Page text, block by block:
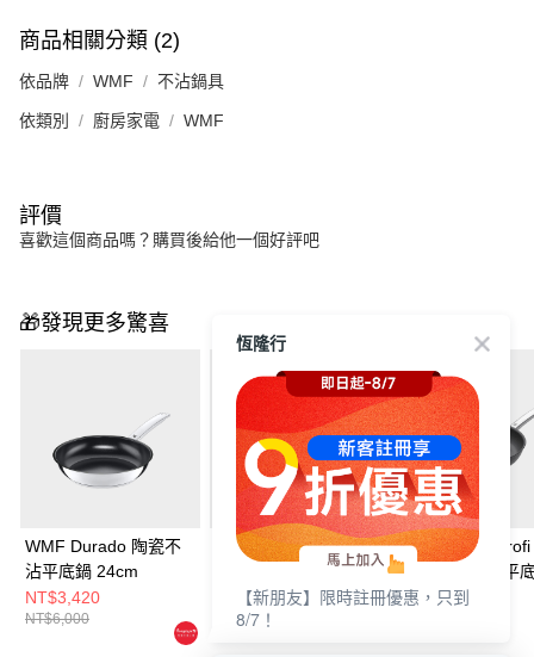
商品相關分類 (2)
依品牌 WMF 不沾鍋具
依類別 廚房家電 WMF
評價
喜歡這個商品嗎？購買後給他一個好評吧
🎁發現更多驚喜
WMF Durado 陶瓷不
沾平底鍋 24cm
NT$3,420
NT$6,000
WMF Ceradur Plus 陶
瓷不沾深煎鍋 28cm
NT$6,800
NT$8,500
WMF Steak Profi
專用陶瓷不沾平
28cm
NT$7,040
恆隆行
【新朋友】限時註冊優惠，只到
8/7！